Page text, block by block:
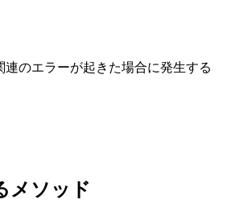
のエラーが起きた場合に発生する
メソッド